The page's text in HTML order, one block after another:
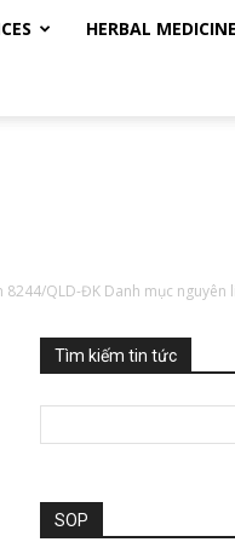
HERBAL MEDICINE
8244/QLD-ĐK Danh mục
Tìm kiếm tin tức
SOP